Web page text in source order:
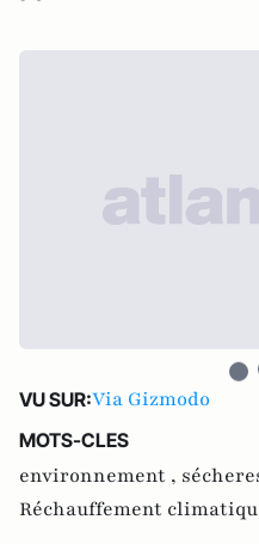
VU SUR:Via Gizmodo
MOTS-CLES
environnement ,
Réchauffement